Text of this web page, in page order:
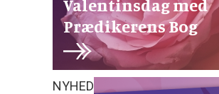
Valentinsdag med
Prædikerens Bog
NYHED